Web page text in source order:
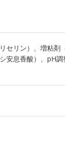
セリン）、増粘剤
安息香酸）、pH調